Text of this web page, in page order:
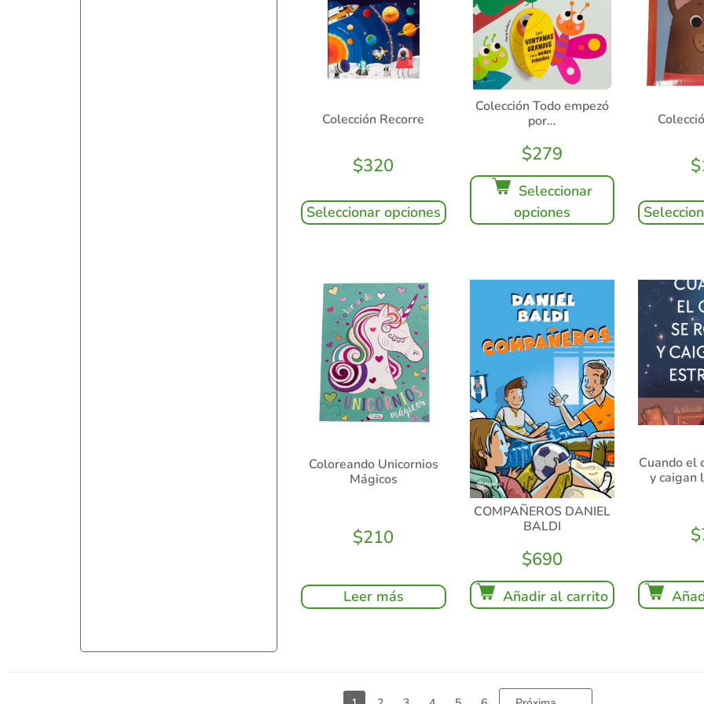
Colección Recorre
$320
Seleccionar opciones
Colección Todo empezó
por…
$279
Seleccionar
opciones
$
Coloreando Unicornios
Mágicos
$210
Leer más
COMPAÑEROS DANIEL
BALDI
$690
Añadir al carrito
Cuando el
y caigan
$